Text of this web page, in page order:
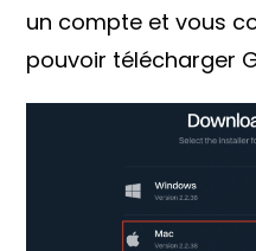
un compte et vous
pouvoir télécharger